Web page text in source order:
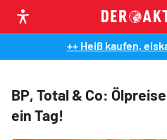
++ Heiß kaufen,
BP, Total & Co:
ein Tag!